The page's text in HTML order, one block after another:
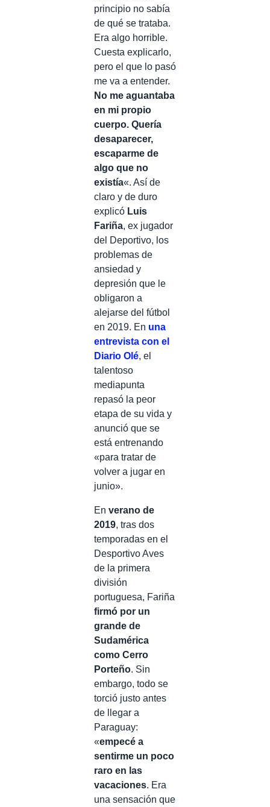
principio no sabía
de qué se trataba.
Era algo horrible.
Cuesta explicarlo,
pero el que lo pasó
me va a entender.
No me aguantaba
en mi propio
cuerpo. Quería
desaparecer,
escaparme de
algo que no
existía«. Así de
claro y de duro
explicó Luis
Fariña, ex jugador
del Deportivo, los
problemas de
ansiedad y
depresión que le
obligaron a
alejarse del fútbol
en 2019. En una
entrevista con el
Diario Olé, el
talentoso
mediapunta
repasó la peor
etapa de su vida y
anunció que se
está entrenando
«para tratar de
volver a jugar en
junio».
En verano de
2019, tras dos
temporadas en el
Desportivo Aves
de la primera
división
portuguesa, Fariña
firmó por un
grande de
Sudamérica
como Cerro
Porteño. Sin
embargo, todo se
torció justo antes
de llegar a
Paraguay:
«empecé a
sentirme un poco
raro en las
vacaciones. Era
una sensación que